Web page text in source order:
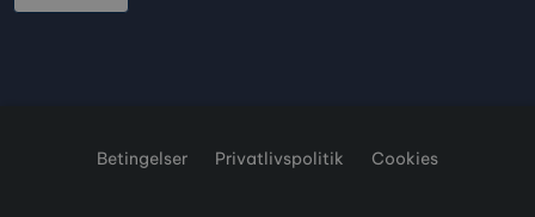
Betingelser Privatlivspolitik Cookies